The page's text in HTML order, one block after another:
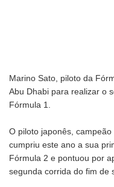
Marino Sato, piloto da
Abu Dhabi para realizar o
Fórmula 1.
O piloto japonês,
cumpriu este ano a sua
Fórmula 2 e pontuou por
segunda corrida do fim de